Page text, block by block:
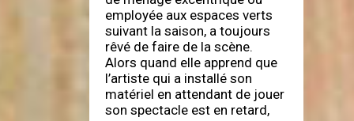
employée aux espaces verts
suivant la saison, a toujours
rêvé de faire de la scène.
Alors quand elle apprend que
l’artiste qui a installé son
matériel en attendant de jouer
son spectacle est en retard,